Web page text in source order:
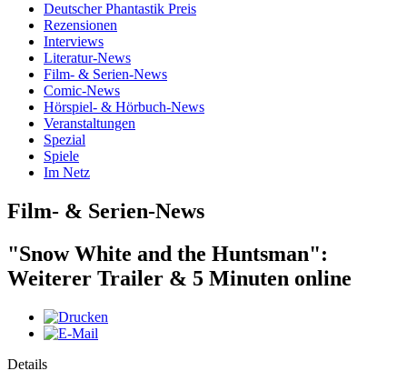
Deutscher Phantastik Preis
Rezensionen
Interviews
Literatur-News
Film- & Serien-News
Comic-News
Hörspiel- & Hörbuch-News
Veranstaltungen
Spezial
Spiele
Im Netz
Film- & Serien-News
"Snow White and the Huntsman":
Weiterer Trailer & 5 Minuten online
Details